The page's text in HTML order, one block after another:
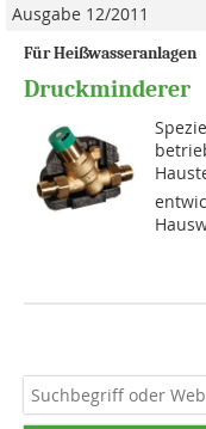
Ausgabe 12/2011
Für Heißwasseranlagen
Druckminderer